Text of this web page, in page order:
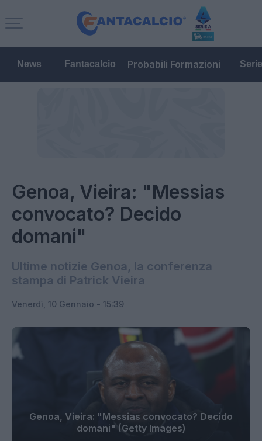
News Fantacalcio Probabili Formazioni
Genoa, Vieira: "Messias
convocato? Decido
domani"
Ultime notizie Genoa, la conferenza
stampa di Patrick Vieira
Venerdì, 10 Gennaio - 15:39
Genoa, Vieira: "Messias convocato? Decido
domani" (Getty Images)